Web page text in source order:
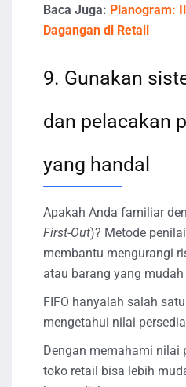
Baca Juga: Planogram:
Dagangan di Retail
9. Gunakan
dan pelacakan
yang handal
Apakah Anda familiar
First-Out)? Metode
membantu mengurangi
atau barang yang
FIFO hanyalah salah
mengetahui nilai
Dengan memahami nilai
toko retail bisa lebih